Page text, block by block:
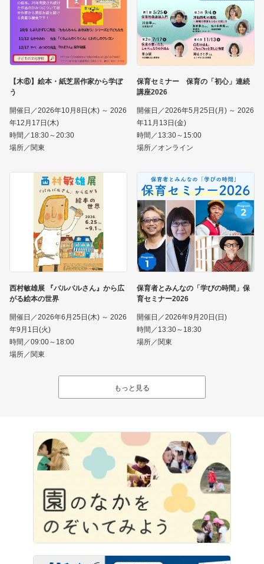
【木⑥】絵本・紙芝居作家から学ぼ
う
開催日／2026年10月8日(木) ～ 2026
年12月17日(木)
時間／18:30～20:30
場所／関東
保育セミナー 保育の「初心」連続
講座2026
開催日／2026年5月25日(月) ～ 2026
年11月13日(金)
時間／13:30～15:00
場所／オンライン
西村敏雄展 『バルバルさん』から広
がる絵本の世界
開催日／2026年6月25日(木) ～ 2026
年9月1日(火)
時間／09:00～18:00
場所／関東
保育者とみんなの「学びの時間」保
育セミナー2026
開催日／2026年9月20日(日)
時間／13:30～18:30
場所／関東
もっと見る